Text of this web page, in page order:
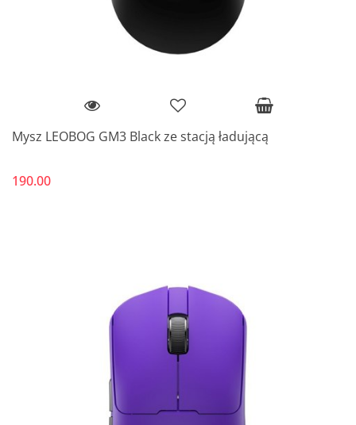
Mysz LEOBOG GM3 Black ze stacją ładującą
190.00